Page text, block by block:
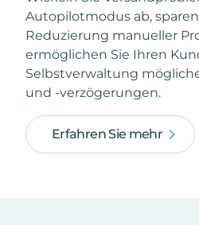
Autopilotmodus ab,
Reduzierung manueller
ermöglichen Sie Ihren
Selbstverwaltung
und -verzögerungen.
Erfahren Sie mehr